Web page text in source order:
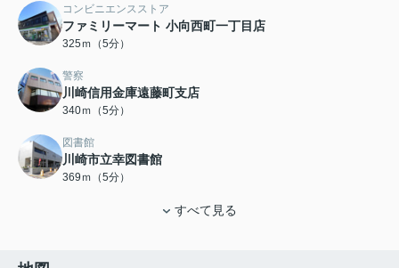
コンビニエンスストア
ファミリーマート 小向西町一丁目店
325ｍ（5分）
警察
川崎信用金庫遠藤町支店
340ｍ（5分）
図書館
川崎市立幸図書館
369ｍ（5分）
すべて見る